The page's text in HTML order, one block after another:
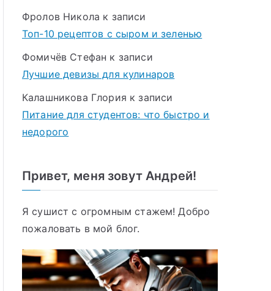
Фролов Никола к записи
Топ-10 рецептов с сыром и зеленью
Фомичёв Стефан к записи
Лучшие девизы для кулинаров
Калашникова Глория к записи
Питание для студентов: что быстро и
недорого
Привет, меня зовут Андрей!
Я сушист с огромным стажем! Добро
пожаловать в мой блог.